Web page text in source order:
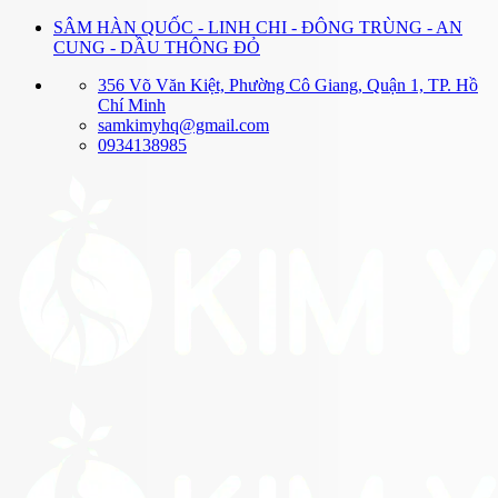
dung
SÂM HÀN QUỐC - LINH CHI - ĐÔNG TRÙNG - AN
CUNG - DẦU THÔNG ĐỎ
356 Võ Văn Kiệt, Phường Cô Giang, Quận 1, TP. Hồ
Chí Minh
samkimyhq@gmail.com
0934138985